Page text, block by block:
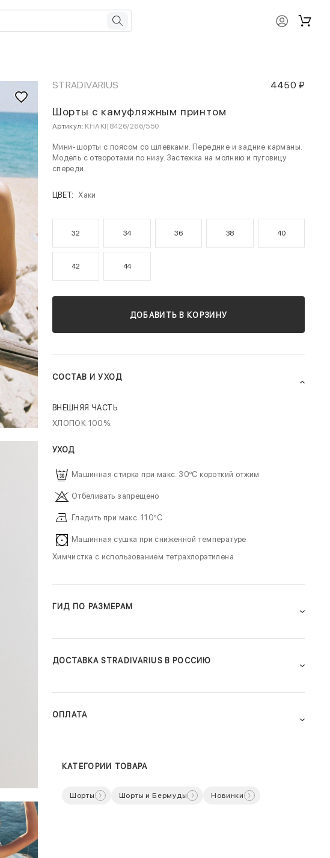
STRADIVARIUS 4450 ₽
Шорты с камуфляжным принтом
Артикул: KHAKI|8426/266/550
Мини-шорты с поясом со шлевками. Передние и задние карманы.
Модель с отворотами по низу. Застежка на молнию и пуговицу
спереди.
ЦВЕТ: Хаки
32 34 36 38 40
42 44
ДОБАВИТЬ В КОРЗИНУ
СОСТАВ И УХОД
ВНЕШНЯЯ ЧАСТЬ
ХЛОПОК 100%.
УХОД
Машинная стирка при макс. 30ºC короткий отжим
Отбеливать запрещено
Гладить при макс. 110ºC
Машинная сушка при сниженной температуре
Химчистка с использованием тетрахлорэтилена
ГИД ПО РАЗМЕРАМ
ДОСТАВКА STRADIVARIUS В РОССИЮ
ОПЛАТА
КАТЕГОРИИ ТОВАРА
Шорты Шорты и Бермуды Новинки